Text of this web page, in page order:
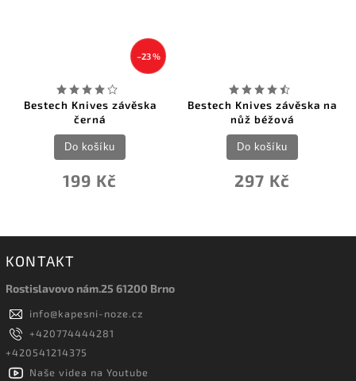
–23 %
Bestech Knives závěska
černá
199 Kč
Do košíku
Bestech Knives závěska na
nůž béžová
297 Kč
Do košíku
KONTAKT
Rostislavovo nám.25 61200 Brno
info@kapesni-noze.cz
+420774444281
+420541214375
Naše videa na Youtube